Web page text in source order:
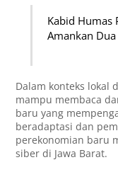
Kabid Humas
Amankan
Dalam konteks lokal
mampu membaca
baru yang
beradaptasi dan
perekonomian baru
siber di Jawa Barat.